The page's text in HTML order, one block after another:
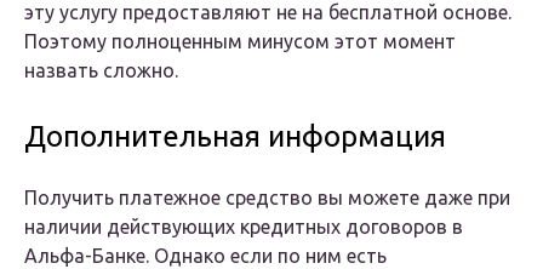
эту услугу предоставляют не на бесплатной основе.
Поэтому полноценным минусом этот момент
назвать сложно.
Дополнительная информация
Получить платежное средство вы можете даже при
наличии действующих кредитных договоров в
Альфа-Банке. Однако если по ним есть